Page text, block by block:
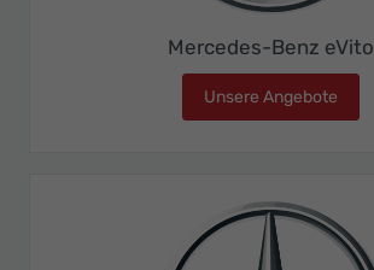
Mercedes-Benz eVito
Unsere Angebote